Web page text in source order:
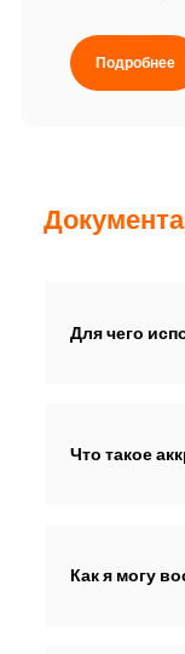
Подробнее
Для чего
Что такое
Как я могу